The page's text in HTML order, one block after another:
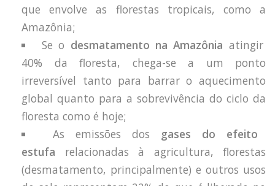
que envolve as florestas tropicais, como a
Amazônia;
Se o desmatamento na Amazônia atingir
40% da floresta, chega-se a um ponto
irreversível tanto para barrar o aquecimento
global quanto para a sobrevivência do ciclo da
floresta como é hoje;
As emissões dos
gases do efeito
estufa
relacionadas à agricultura, florestas
(desmatamento, principalmente) e outros usos